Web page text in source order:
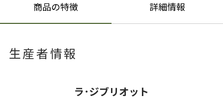
商品の特徴 詳細情報
生産者情報
ラ･ジブリオット